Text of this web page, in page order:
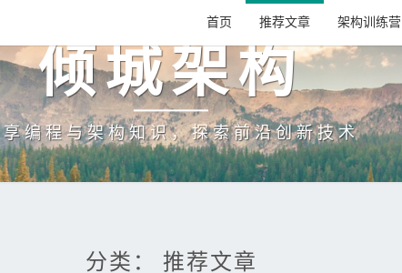
首页 推荐文章 架构训练营
倾城架构
享编程与架构知识，探索前沿创新技术
分类： 推荐文章